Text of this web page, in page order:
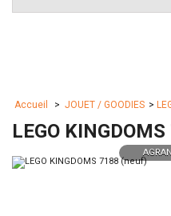
Accueil > JOUET / GOODIES >
LEGO